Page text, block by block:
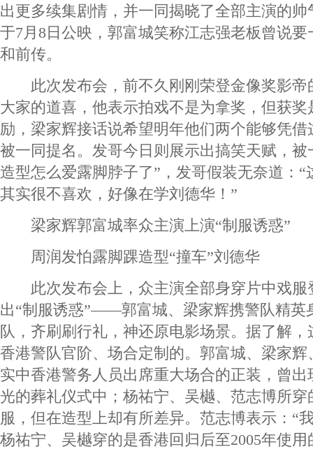
出更多续集剧情，并一同揭晓了全部主演的
于7月8日公映，郭富城笑称江志强老板曾说
和前传。
此次发布会，前不久刚刚荣登金像奖影帝
大家的道喜，他表示拍戏不是为拿奖，但获
励，梁家辉接话说希望明年他们两个能够凭
被一同提名。发哥今日则展示出搞笑天赋，被
造型怎么爱露脚脖子了”，发哥假装无奈道：
其实很不喜欢，好像在学刘德华！”
梁家辉郭富城率众主演上演“制服诱惑”
周润发怕露脚踝造型“撞车”刘德华
此次发布会上，众主演全部身穿片中戏服
出“制服诱惑”——郭富城、梁家辉携警队精英
队，齐刷刷行礼，神还原电影场景。据了解
香港警队官阶、场合定制的。郭富城、梁家
实中香港警务人员出席重大场合的正装，曾
光的葬礼仪式中；杨祐宁、吴樾、范志博所
服，但在造型上却有所差异。范志博表示：“
杨祐宁、吴樾穿的是香港回归后至2005年使